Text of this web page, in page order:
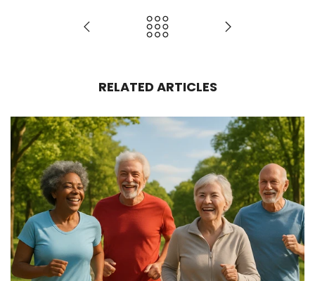
RELATED ARTICLES